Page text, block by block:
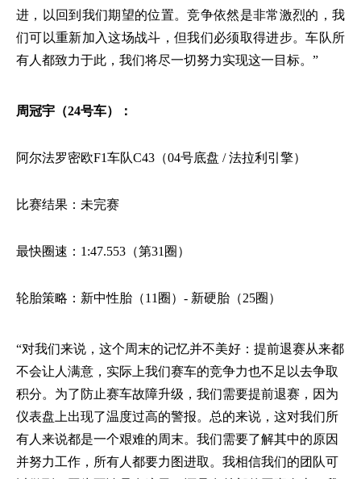
进，以回到我们期望的位置。竞争依然是非常激烈的，我
们可以重新加入这场战斗，但我们必须取得进步。车队所
有人都致力于此，我们将尽一切努力实现这一目标。”
周冠宇（24号车）：
阿尔法罗密欧F1车队C43（04号底盘 / 法拉利引擎）
比赛结果：未完赛
最快圈速： 1:47.553（第31圈）
轮胎策略：新中性胎（11圈）- 新硬胎（25圈）
“对我们来说，这个周末的记忆并不美好：提前退赛从来都
不会让人满意，实际上我们赛车的竞争力也不足以去争取
积分。为了防止赛车故障升级，我们需要提前退赛，因为
仪表盘上出现了温度过高的警报。总的来说，这对我们所
有人来说都是一个艰难的周末。我们需要了解其中的原因
并努力工作，所有人都要力图进取。我相信我们的团队可